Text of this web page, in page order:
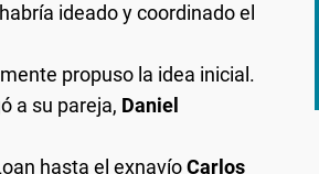
ideado y coordinado el
propuso la idea inicial.
a su pareja, Daniel
hasta el exnavíoCarlos